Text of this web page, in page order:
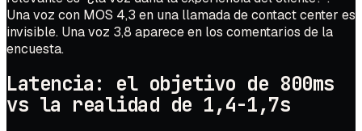
Una voz con MOS 4,3 en una llamada de contact center es
invisible. Una voz 3,8 aparece en los comentarios de la
encuesta.
Latencia: el objetivo de 800ms
vs la realidad de 1,4-1,7s